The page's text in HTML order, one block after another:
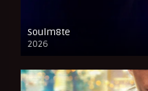
Soulm8te
2026
FULL HD